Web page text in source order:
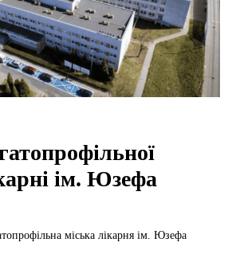
ім. Юзефа
міська лікарня ім. Юзефа